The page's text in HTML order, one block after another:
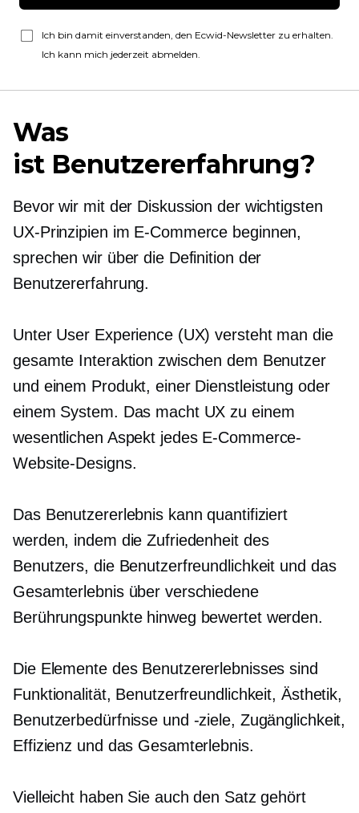
Ich bin damit einverstanden, den Ecwid-Newsletter zu erhalten.
Ich kann mich jederzeit abmelden.
Was
ist Benutzererfahrung?
Bevor wir mit der Diskussion der wichtigsten
UX-Prinzipien im E-Commerce beginnen,
sprechen wir über die Definition der
Benutzererfahrung.
Unter User Experience (UX) versteht man die
gesamte Interaktion zwischen dem Benutzer
und einem Produkt, einer Dienstleistung oder
einem System. Das macht UX zu einem
wesentlichen Aspekt jedes E-Commerce-
Website-Designs.
Das Benutzererlebnis kann quantifiziert
werden, indem die Zufriedenheit des
Benutzers, die Benutzerfreundlichkeit und das
Gesamterlebnis über verschiedene
Berührungspunkte hinweg bewertet werden.
Die Elemente des Benutzererlebnisses sind
Funktionalität, Benutzerfreundlichkeit, Ästhetik,
Benutzerbedürfnisse und -ziele, Zugänglichkeit,
Effizienz und das Gesamterlebnis.
Vielleicht haben Sie auch den Satz gehört